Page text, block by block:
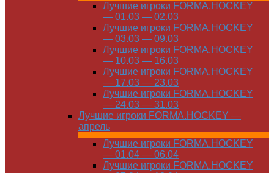
Лучшие игроки FORMA.HOCKEY
— 01.03 — 02.03
Лучшие игроки FORMA.HOCKEY
— 03.03 — 09.03
Лучшие игроки FORMA.HOCKEY
— 10.03 — 16.03
Лучшие игроки FORMA.HOCKEY
— 17.03 — 23.03
Лучшие игроки FORMA.HOCKEY
— 24.03 — 31.03
Лучшие игроки FORMA.HOCKEY —
апрель
Лучшие игроки FORMA.HOCKEY
— 01.04 — 06.04
Лучшие игроки FORMA.HOCKEY